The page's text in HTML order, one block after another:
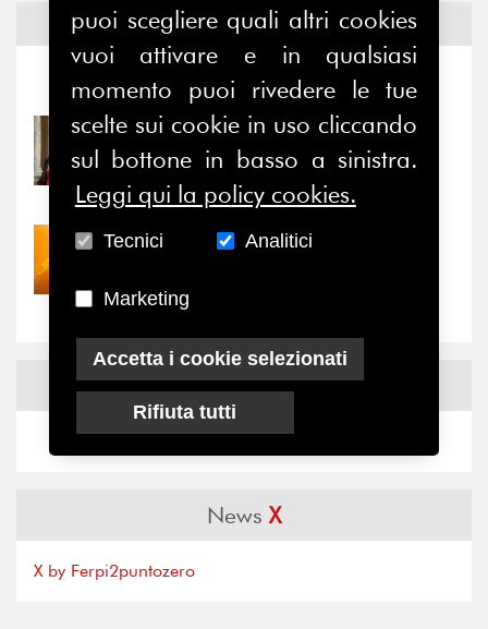
Notizie edEventi
Notizie -Eventi
31/07/2026
Prima della pausa estiva,
il valore di...
30/07/2026
“grande cecità”: la...
NewsFacebook
NewsX
X by Ferpi2puntozero
puoi scegliere quali altri cookies
vuoi attivare e in qualsiasi
momento puoi rivedere le tue
scelte sui cookie in uso cliccando
sul bottone in basso a sinistra.
Leggi qui la policy cookies.
Tecnici Analitici
Marketing
Accetta i cookie selezionati
Rifiuta tutti